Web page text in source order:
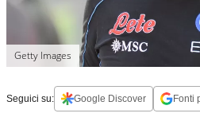
Getty Images
Seguici su: Google Discover Fonti